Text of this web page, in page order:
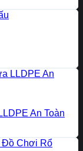
An Toàn